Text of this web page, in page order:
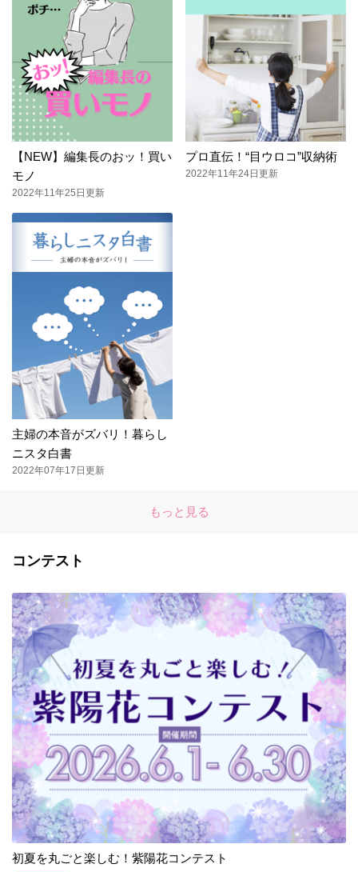
【NEW】編集長のおッ！買い
モノ
2022年11年25日更新
プロ直伝！“目ウロコ”収納術
2022年11年24日更新
主婦の本音がズバリ！暮らし
ニスタ白書
2022年07年17日更新
もっと見る
コンテスト
初夏を丸ごと楽しむ！紫陽花コンテスト